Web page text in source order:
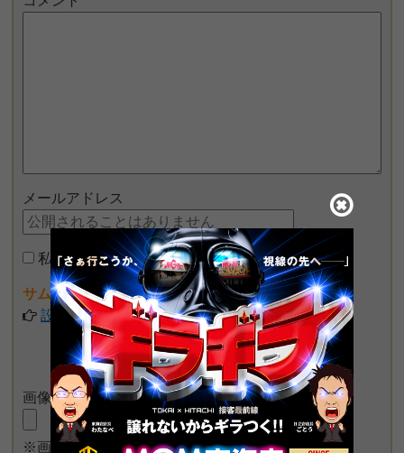
メールアドレス
私はロボットではありません
サムネイル画像が設定できるようになりました♪
設定してみる
画像をアップロード
※画像長押しで一度に4枚まで投稿可能